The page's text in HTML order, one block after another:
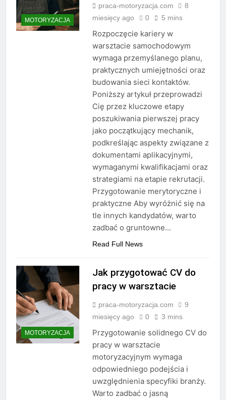
MOTORYZACJA
praca-motoryzacja.com
8
miesięcy ago
0 5 mins
Rozpoczęcie kariery w
warsztacie samochodowym
wymaga przemyślanego planu,
praktycznych umiejętności oraz
budowania sieci kontaktów.
Poniższy artykuł przeprowadzi
Cię przez kluczowe etapy
poszukiwania pierwszej pracy
jako początkujący mechanik,
podkreślając aspekty związane z
dokumentami aplikacyjnymi,
wymaganymi kwalifikacjami oraz
strategiami na etapie rekrutacji.
Przygotowanie merytoryczne i
praktyczne Aby wyróżnić się na
tle innych kandydatów, warto
zadbać o gruntowne…
Read Full News
MOTORYZACJA
Jak przygotować CV do
pracy w warsztacie
praca-motoryzacja.com
9
miesięcy ago
0 3 mins
Przygotowanie solidnego CV do
pracy w warsztacie
motoryzacyjnym wymaga
odpowiedniego podejścia i
uwzględnienia specyfiki branży.
Warto zadbać o jasną